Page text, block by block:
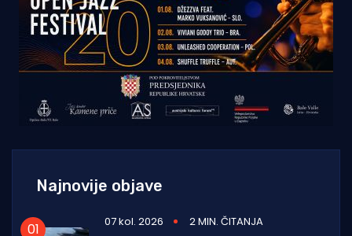
Najnovije objave
07 kol. 2026
2 MIN. ČITANJA